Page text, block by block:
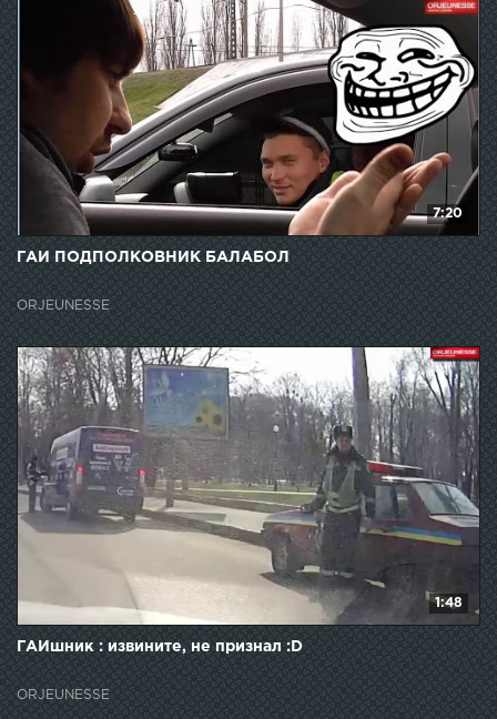
7:20
ГАИ ПОДПОЛКОВНИК БАЛАБОЛ
ORJEUNESSE
1:48
ГАИшник : извините, не признал :D
ORJEUNESSE